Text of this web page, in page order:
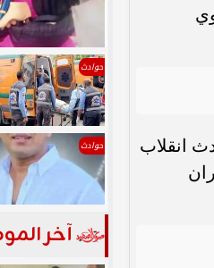
انقلاب
حوادث
حوادث
آخر